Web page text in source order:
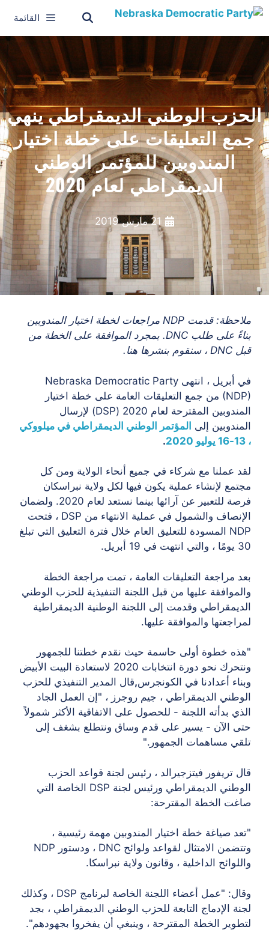
القائمة
الحزب الوطني الديمقراطي ينهي
جمع التعليقات على خطة اختيار
المندوبين للمؤتمر الوطني
الديمقراطي لعام 2020
21 مارس 2019
ملاحظة: قدمت NDP مراجعات لخطة اختيار المندوبين
بناءً على طلب DNC. بمجرد الموافقة على الخطة من
قبل DNC ، سنقوم بنشرها هنا.
في أبريل ، انتهى Nebraska Democratic Party
(NDP) من جمع التعليقات العامة على خطة اختيار
المندوبين المقترحة لعام 2020 (DSP) لإرسال
المندوبين إلى المؤتمر الوطني الديمقراطي في ميلووكي
، 13-16 يوليو 2020
.
لقد عملنا مع شركاء في جميع أنحاء الولاية ومن كل
مجتمع لإنشاء عملية يكون فيها لكل ولاية نبراسكان
فرصة للتعبير عن آرائها بينما نستعد لعام 2020. ولضمان
الإنصاف والشمول في عملية الانتهاء من DSP ، فتحت
NDP المسودة للتعليق العام خلال فترة التعليق التي تبلغ
30 يومًا ، والتي انتهت في 19 أبريل.
بعد مراجعة التعليقات العامة ، تمت مراجعة الخطة
والموافقة عليها من قبل اللجنة التنفيذية للحزب الوطني
الديمقراطي وقدمت إلى اللجنة الوطنية الديمقراطية
لمراجعتها والموافقة عليها.
"هذه خطوة أولى حاسمة حيث نقدم خطتنا للجمهور
ونتحرك نحو دورة انتخابات 2020 لاستعادة البيت الأبيض
وبناء أعدادنا في الكونجرس,قال المدير التنفيذي للحزب
الوطني الديمقراطي ، جيم روجرز ، "إن العمل الجاد
الذي بدأته اللجنة - للحصول على الاتفاقية الأكثر شمولاً
حتى الآن - يسير على قدم وساق ونتطلع بشغف إلى
تلقي مساهمات الجمهور."
قال تريفور فيتزجيرالد ، رئيس لجنة قواعد الحزب
الوطني الديمقراطي ورئيس لجنة DSP الخاصة التي
صاغت الخطة المقترحة:
"تعد صياغة خطة اختيار المندوبين مهمة رئيسية ،
وتتضمن الامتثال لقواعد ولوائح DNC ، ودستور NDP
واللوائح الداخلية ، وقانون ولاية نبراسكا.
وقال: "عمل أعضاء اللجنة الخاصة لبرنامج DSP ، وكذلك
لجنة الإدماج التابعة للحزب الوطني الديمقراطي ، بجد
لتطوير الخطة المقترحة ، وينبغي أن يفخروا بجهودهم".